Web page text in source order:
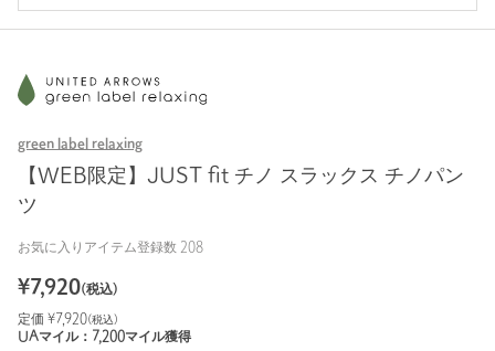
green label relaxing
【WEB限定】JUST fit チノ スラックス チノパン
ツ
お気に入りアイテム登録数 208
¥7,920(税込)
定価 ¥7,920(税込)
UAマイル： 7,200マイル獲得